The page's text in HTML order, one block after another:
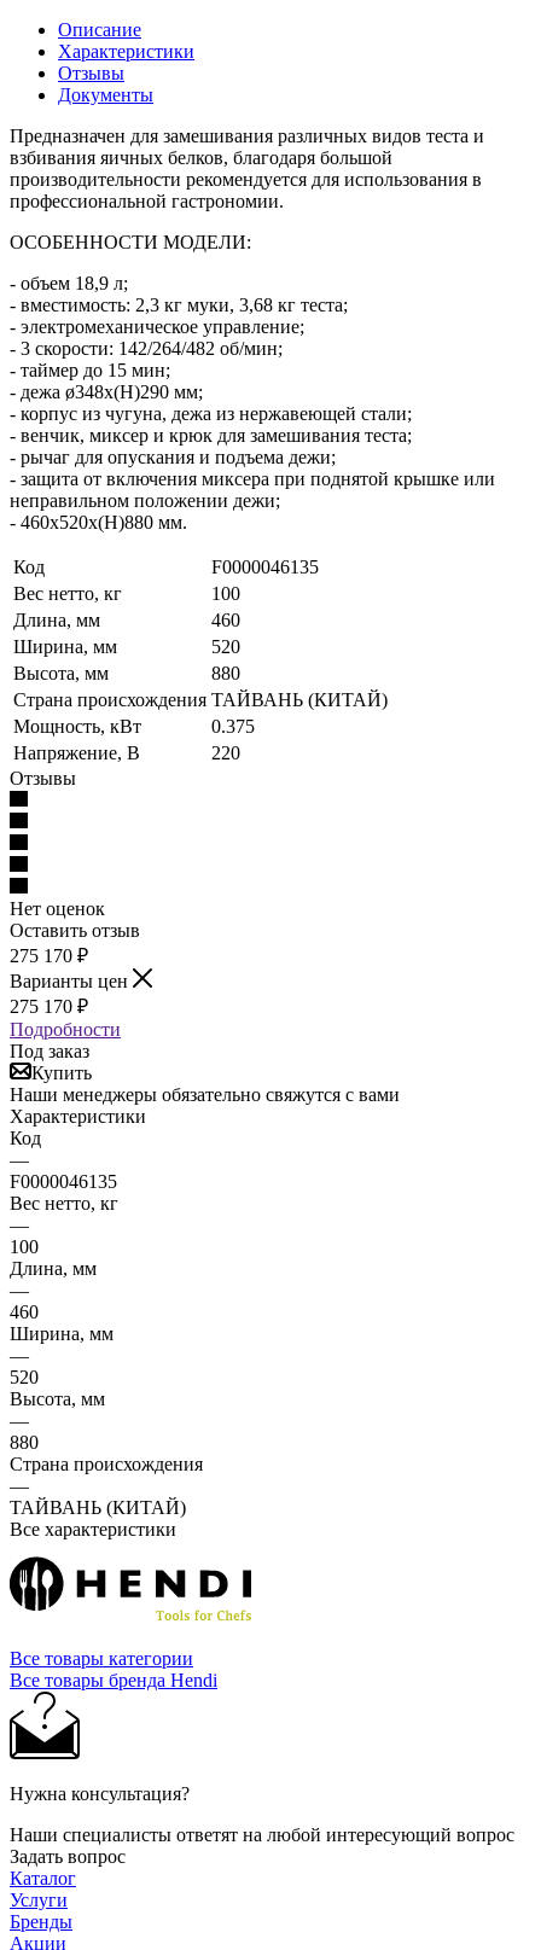
Описание
Характеристики
Отзывы
Документы
Предназначен для замешивания различных видов теста и
взбивания яичных белков, благодаря большой
производительности рекомендуется для использования в
профессиональной гастрономии.
ОСОБЕННОСТИ МОДЕЛИ:
- объем 18,9 л;
- вместимость: 2,3 кг муки, 3,68 кг теста;
- электромеханическое управление;
- 3 скорости: 142/264/482 об/мин;
- таймер до 15 мин;
- дежа ø348x(H)290 мм;
- корпус из чугуна, дежа из нержавеющей стали;
- венчик, миксер и крюк для замешивания теста;
- рычаг для опускания и подъема дежи;
- защита от включения миксера при поднятой крышке или
неправильном положении дежи;
- 460x520x(H)880 мм.
Код
F0000046135
Вес нетто, кг
100
Длина, мм
460
Ширина, мм
520
Высота, мм
880
Страна происхождения ТАЙВАНЬ (КИТАЙ)
Мощность, кВт
0.375
Напряжение, В
220
Отзывы
Нет оценок
Оставить отзыв
275 170 ₽
Варианты цен
275 170 ₽
Подробности
Под заказ
Купить
Наши менеджеры обязательно свяжутся с вами
Характеристики
Код
—
F0000046135
Вес нетто, кг
—
100
Длина, мм
—
460
Ширина, мм
—
520
Высота, мм
—
880
Страна происхождения
—
ТАЙВАНЬ (КИТАЙ)
Все характеристики
Все товары категории
Все товары бренда Hendi
Нужна консультация?
Наши специалисты ответят на любой интересующий вопрос
Задать вопрос
Каталог
Услуги
Бренды
Акции